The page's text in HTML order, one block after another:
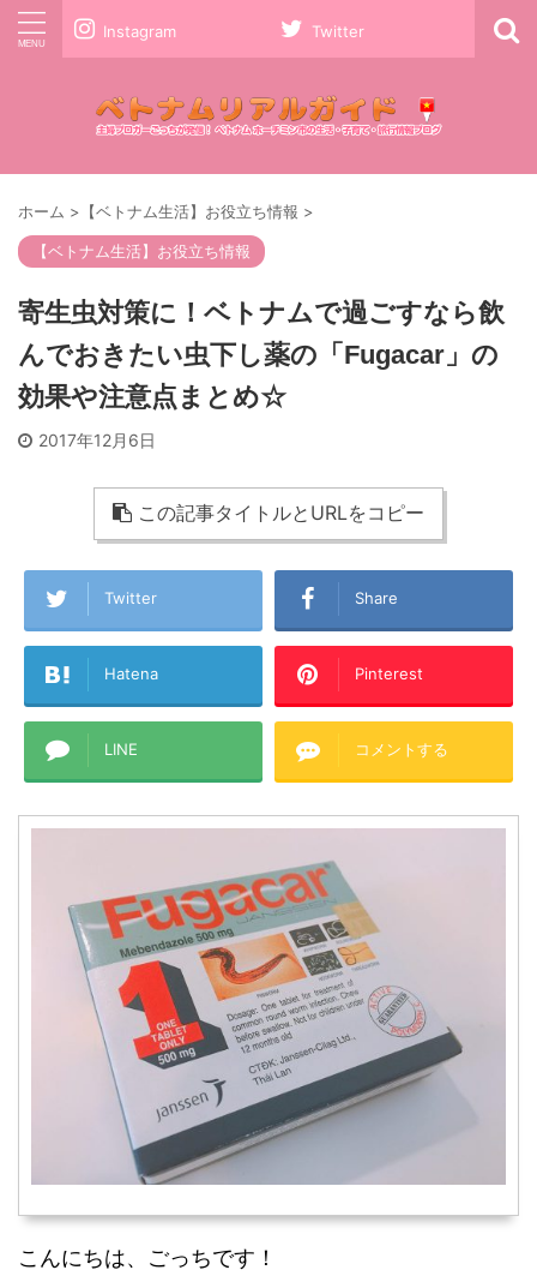
Instagram Twitter
ホーム > 【ベトナム生活】お役立ち情報 >
【ベトナム生活】お役立ち情報
寄生虫対策に！ベトナムで過ごすなら飲
んでおきたい虫下し薬の「Fugacar」の
効果や注意点まとめ☆
2017年12月6日
この記事タイトルとURLをコピー
Twitter Share
Hatena Pinterest
LINE コメントする
こんにちは、ごっちです！